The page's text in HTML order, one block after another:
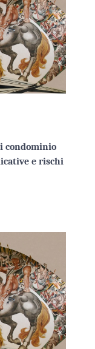
condominio
e rischi